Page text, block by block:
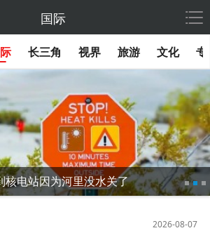
国际
长三角 视界 旅游 文化 专
核电站因为河里没水关了
2026-08-07